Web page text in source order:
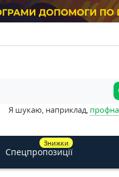
Я шукаю, наприклад,
Знижки
Спецпропозиції